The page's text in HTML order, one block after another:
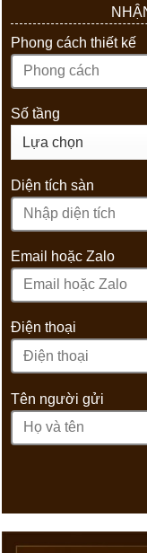
Phong cách thiết kế
Số tầng
Diện tích sàn
Email hoặc Zalo
Điện thoại
Tên người gửi